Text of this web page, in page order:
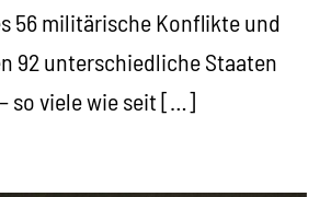
56 militärische Konflikte und
92 unterschiedliche Staaten
so viele wie seit […]